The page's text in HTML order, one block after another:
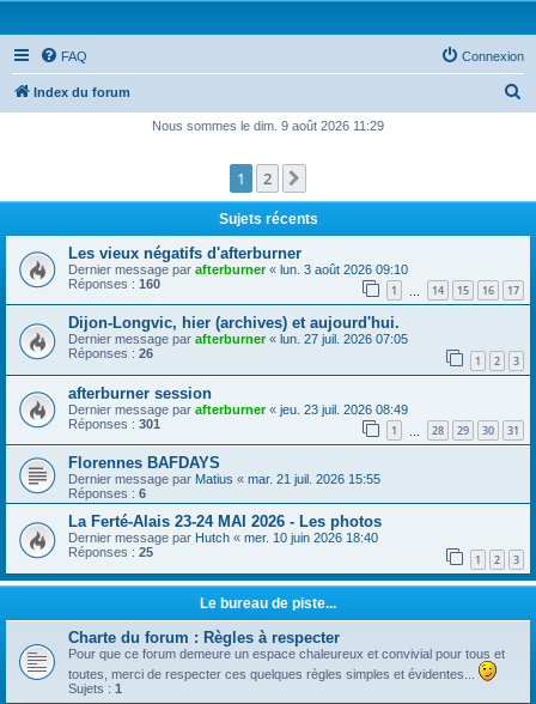
FAQ Connexion
Index du forum
e
r
r
Nous sommes le dim. 9 août 2026 11:29
1 2
Sujets récents
Les vieux négatifs d'afterburner
Dernier message par afterburner« lun. 3 août 2026 09:10
Réponses : 160 1 14 15 16 17
Dijon-Longvic, hier (archives) et aujourd'hui.
Dernier message par afterburner« lun. 27 juil. 2026 07:05
Réponses : 26 1 2 3
afterburner session
Dernier message par afterburner« jeu. 23 juil. 2026 08:49
Réponses : 301 1 28 29 30 31
Florennes BAFDAYS
Dernier message par Matius « mar. 21 juil. 2026 15:55
Réponses : 6
La Ferté-Alais 23-24 MAI 2026 - Les photos
Dernier message par Hutch « mer. 10 juin 2026 18:40
Réponses : 25 1 2 3
Le bureau de piste...
Charte du forum : Règles à respecter
Pour que ce forum demeure un espace chaleureux et convivial pour tous et
toutes, merci de respecter ces quelques règles simples et évidentes...
Sujets : 1